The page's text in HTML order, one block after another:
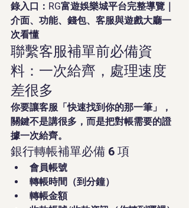
錄入口：RG富遊娛樂城平台完整導覽｜
介面、功能、錢包、客服與遊戲大廳一
次看懂
聯繫客服補單前必備資
料：一次給齊，處理速度
差很多
你要讓客服「快速找到你的那一筆」，
關鍵不是講很多，而是把對帳需要的證
據一次給齊。
銀行轉帳補單必備 6 項
會員帳號
轉帳時間（到分鐘）
轉帳金額